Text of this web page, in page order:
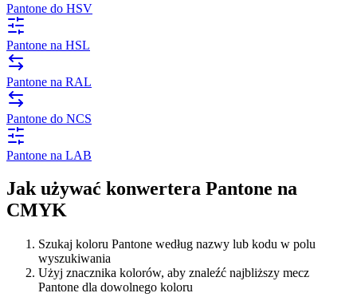
Pantone do HSV
Pantone na HSL
Pantone na RAL
Pantone do NCS
Pantone na LAB
Jak używać konwertera Pantone na
CMYK
Szukaj koloru Pantone według nazwy lub kodu w polu
wyszukiwania
Użyj znacznika kolorów, aby znaleźć najbliższy mecz
Pantone dla dowolnego koloru